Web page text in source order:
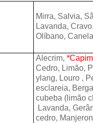
Mirra, Salvia,
Lavanda,
Olíbano,
Alecrim,
Cedro, Limão,
ylang, Louro ,
esclareia,
cubeba (limão
Lavanda,
cedro,